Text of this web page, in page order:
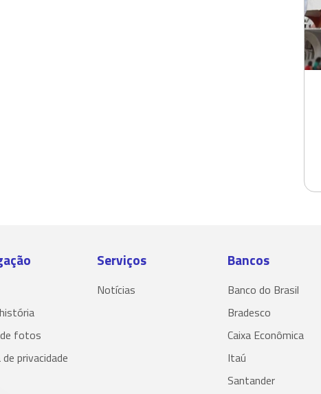
fotos
privacidade
Serviços
Notícias
Bancos
Banco do Brasil
Bradesco
Caixa Econômica
Itaú
Santander